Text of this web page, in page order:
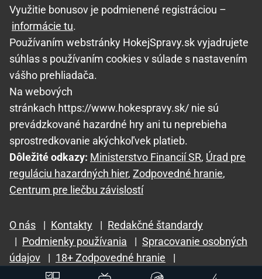
Využitie bonusov je podmienené registráciou –
informácie tu.
Používaním webstránky HokejSpravy.sk vyjadrujete
súhlas s používaním cookies v súlade s nastavením
vášho prehliadača.
Na webových
stránkach https://www.hokespravy.sk/ nie sú
prevádzkované hazardné hry ani tu neprebieha
sprostredkovanie akýchkoľvek platieb.
Dôležité odkazy: Ministerstvo Financií SR, Úrad pre
reguláciu hazardných hier, Zodpovedné hranie,
Centrum pre liečbu závislostí
O nás | Kontakty | Redakčné štandardy
| Podmienky používania | Spracovanie osobných
údajov
| 18+ Zodpovedné hranie
|
GTO Solutions, s.r.o.